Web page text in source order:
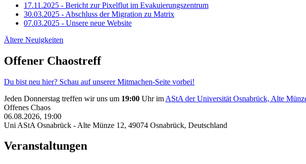
17.11.2025 - Bericht zur Pixelflut im Evakuierungszentrum
30.03.2025 - Abschluss der Migration zu Matrix
07.03.2025 - Unsere neue Website
Ältere Neuigkeiten
Offener Chaostreff
Du bist neu hier? Schau auf unserer Mitmachen-Seite vorbei!
Jeden Donnerstag treffen wir uns um 19:00 Uhr im AStA der Universität Osnabrück, Alte
Offenes Chaos
06.08.2026, 19:00
Uni AStA Osnabrück - Alte Münze 12, 49074 Osnabrück, Deutschland
Veranstaltungen